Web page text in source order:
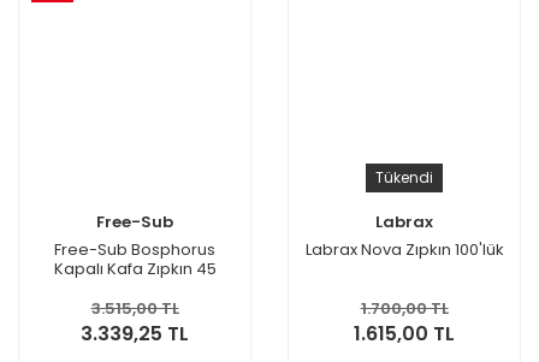
Free-Sub
Free-Sub Bosphorus
Kapalı Kafa Zıpkın 45
3.515,00 TL
3.339,25 TL
Tükendi
Labrax
Labrax Nova Zıpkın 100'lük
1.700,00 TL
1.615,00 TL